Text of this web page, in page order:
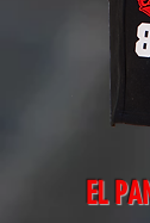
EL